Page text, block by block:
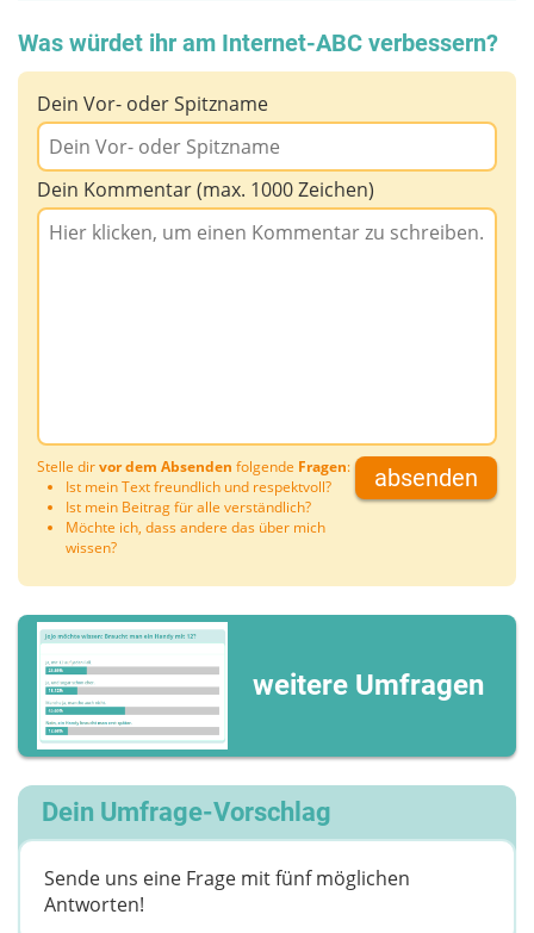
Was würdet ihr am Internet-ABC verbessern?
Dein Vor- oder Spitzname
Dein Kommentar (max. 1000 Zeichen)
Stelle dirvor dem Absenden folgende Fragen:
Ist mein Text freundlich und respektvoll?
Ist mein Beitrag für alle verständlich?
Möchte ich, dass andere das über mich
wissen?
absenden
weitere Umfragen
Dein Umfrage-Vorschlag
Sende uns eine Frage mit fünf möglichen
Antworten!